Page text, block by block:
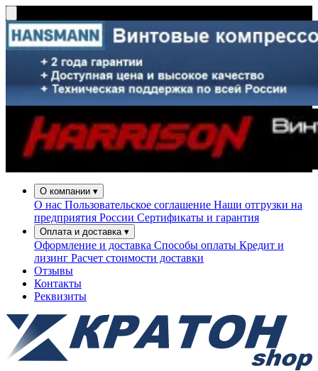
О компании ▾
О нас Пользовательское соглашение Наши отгрузки на
предприятия России Сертификаты и гарантия
Оплата и доставка ▾
Оформление и доставка Способы оплаты Кредит и
лизинг Расчет стоимости доставки
Отзывы
Контакты
Реквизиты